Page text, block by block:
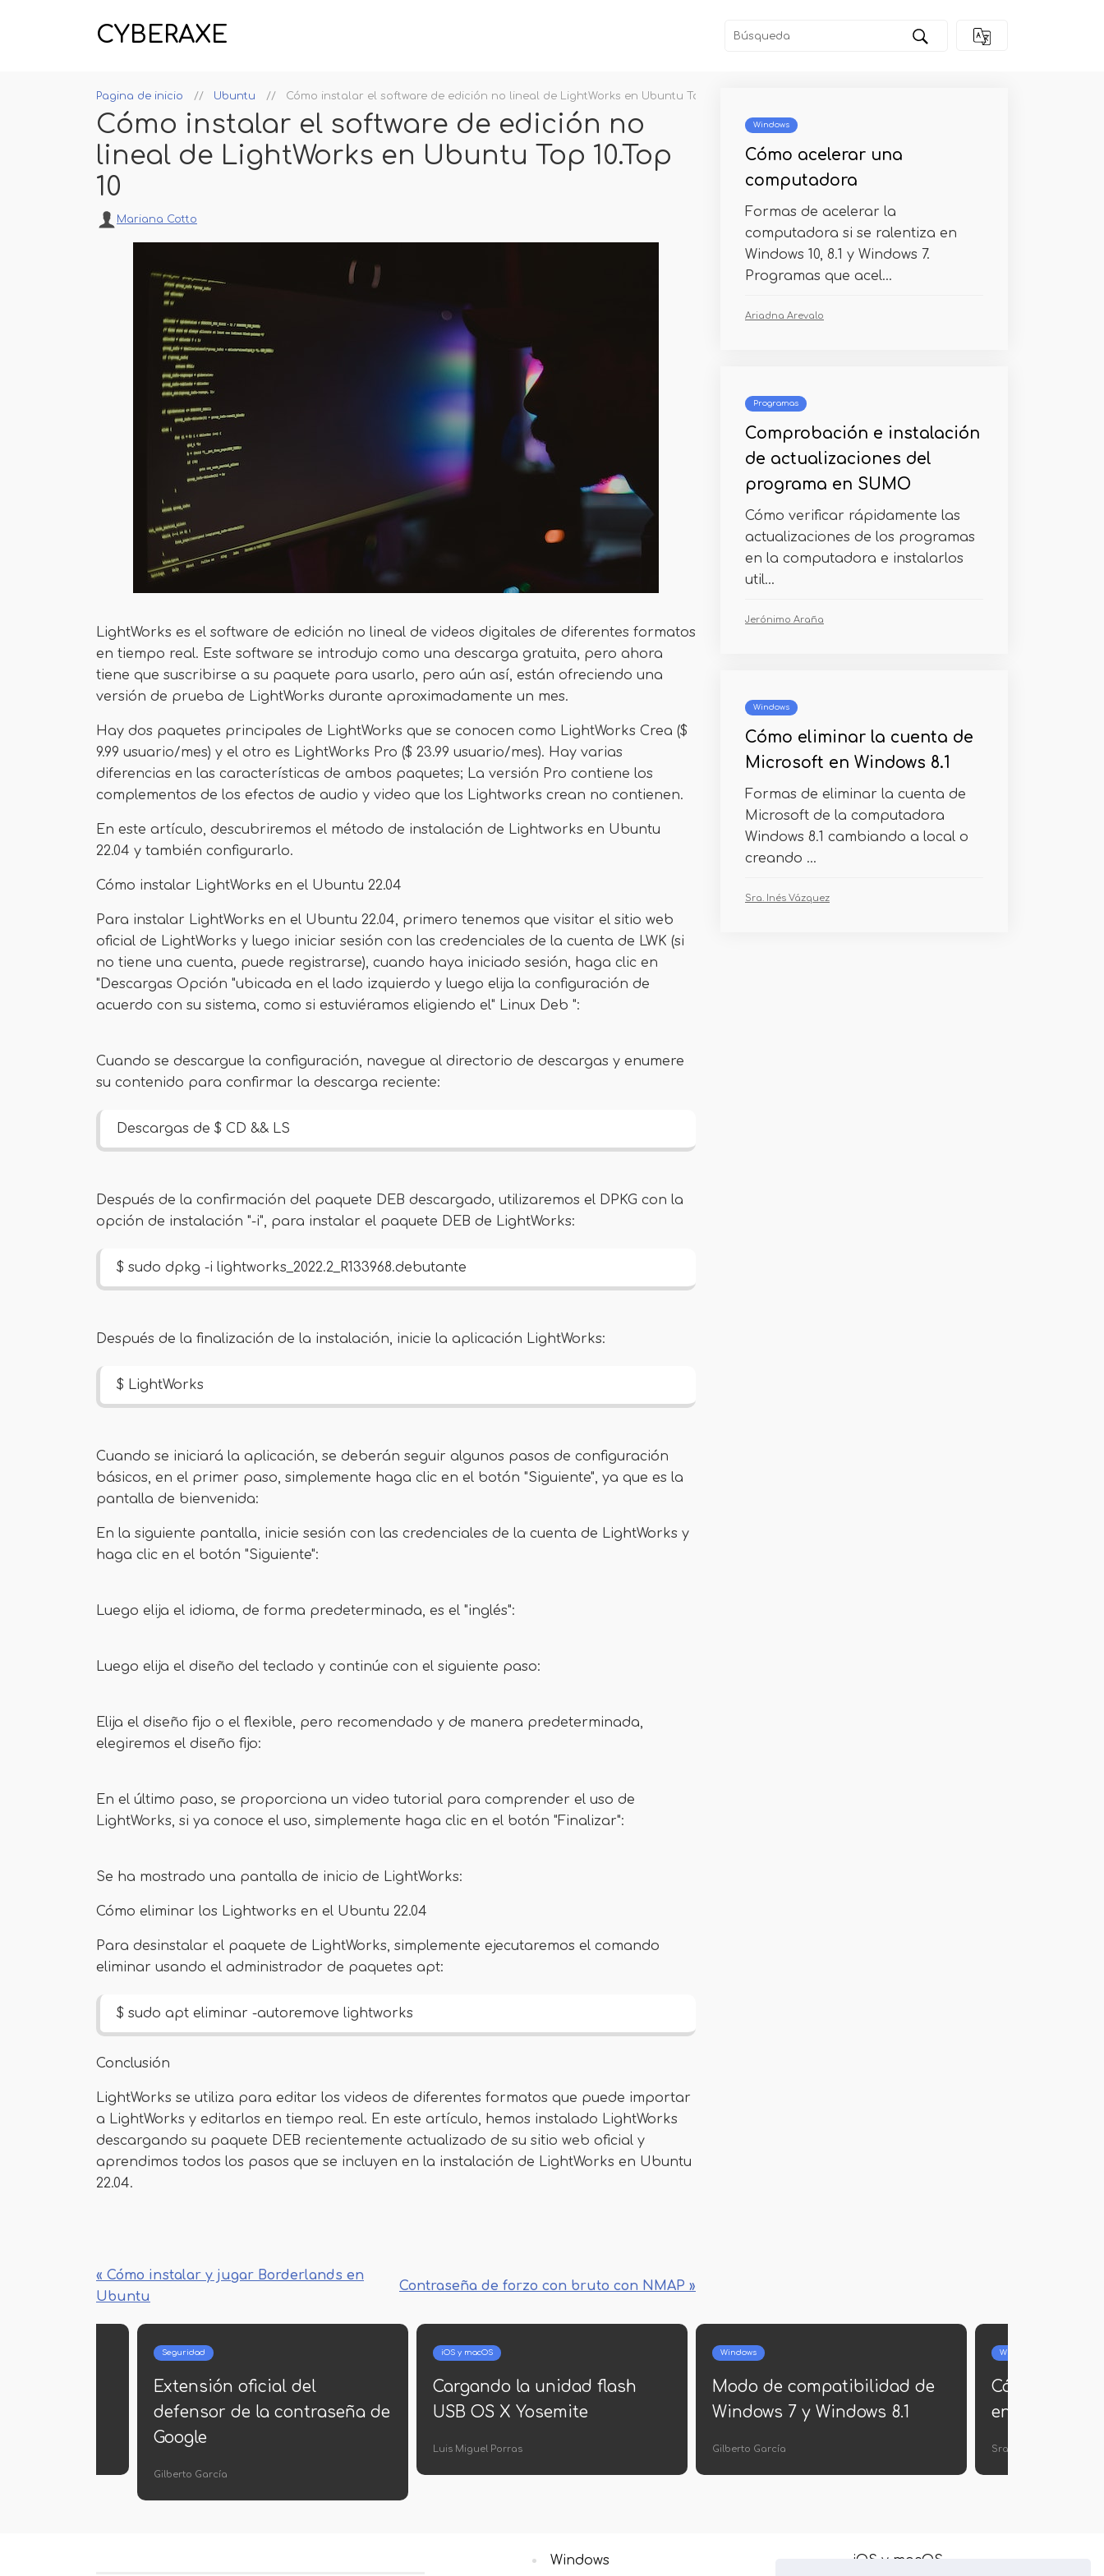
CYBERAXE
Pagina de inicio Ubuntu Cómo instalar el software de edición no lineal de LightWorks en Ubuntu Top 10.Top 10
Cómo instalar el software de edición no
lineal de LightWorks en Ubuntu Top 10.Top
10
Mariana Cotto
LightWorks es el software de edición no lineal de videos digitales de diferentes formatos
en tiempo real. Este software se introdujo como una descarga gratuita, pero ahora
tiene que suscribirse a su paquete para usarlo, pero aún así, están ofreciendo una
versión de prueba de LightWorks durante aproximadamente un mes.
Hay dos paquetes principales de LightWorks que se conocen como LightWorks Crea ($
9.99 usuario/mes) y el otro es LightWorks Pro ($ 23.99 usuario/mes). Hay varias
diferencias en las características de ambos paquetes; La versión Pro contiene los
complementos de los efectos de audio y video que los Lightworks crean no contienen.
En este artículo, descubriremos el método de instalación de Lightworks en Ubuntu
22.04 y también configurarlo.
Cómo instalar LightWorks en el Ubuntu 22.04
Para instalar LightWorks en el Ubuntu 22.04, primero tenemos que visitar el sitio web
oficial de LightWorks y luego iniciar sesión con las credenciales de la cuenta de LWK (si
no tiene una cuenta, puede registrarse), cuando haya iniciado sesión, haga clic en
"Descargas Opción "ubicada en el lado izquierdo y luego elija la configuración de
acuerdo con su sistema, como si estuviéramos eligiendo el" Linux Deb ":
Cuando se descargue la configuración, navegue al directorio de descargas y enumere
su contenido para confirmar la descarga reciente:
Descargas de $ CD && LS
Después de la confirmación del paquete DEB descargado, utilizaremos el DPKG con la
opción de instalación "-i", para instalar el paquete DEB de LightWorks:
$ sudo dpkg -i lightworks_2022.2_R133968.debutante
Después de la finalización de la instalación, inicie la aplicación LightWorks:
$ LightWorks
Cuando se iniciará la aplicación, se deberán seguir algunos pasos de configuración
básicos, en el primer paso, simplemente haga clic en el botón "Siguiente", ya que es la
pantalla de bienvenida:
En la siguiente pantalla, inicie sesión con las credenciales de la cuenta de LightWorks y
haga clic en el botón "Siguiente":
Luego elija el idioma, de forma predeterminada, es el "inglés":
Luego elija el diseño del teclado y continúe con el siguiente paso:
Elija el diseño fijo o el flexible, pero recomendado y de manera predeterminada,
elegiremos el diseño fijo:
En el último paso, se proporciona un video tutorial para comprender el uso de
LightWorks, si ya conoce el uso, simplemente haga clic en el botón "Finalizar":
Se ha mostrado una pantalla de inicio de LightWorks:
Cómo eliminar los Lightworks en el Ubuntu 22.04
Para desinstalar el paquete de LightWorks, simplemente ejecutaremos el comando
eliminar usando el administrador de paquetes apt:
$ sudo apt eliminar -autoremove lightworks
Conclusión
LightWorks se utiliza para editar los videos de diferentes formatos que puede importar
a LightWorks y editarlos en tiempo real. En este artículo, hemos instalado LightWorks
descargando su paquete DEB recientemente actualizado de su sitio web oficial y
aprendimos todos los pasos que se incluyen en la instalación de LightWorks en Ubuntu
22.04.
« Cómo instalar y jugar Borderlands en
Ubuntu
Contraseña de forzo con bruto con NMAP »
Windows
Cómo acelerar una
computadora
Formas de acelerar la
computadora si se ralentiza en
Windows 10, 8.1 y Windows 7.
Programas que acel...
Ariadna Arevalo
Programas
Comprobación e instalación
de actualizaciones del
programa en SUMO
Cómo verificar rápidamente las
actualizaciones de los programas
en la computadora e instalarlos
util...
Jerónimo Araña
Windows
Cómo eliminar la cuenta de
Microsoft en Windows 8.1
Formas de eliminar la cuenta de
Microsoft de la computadora
Windows 8.1 cambiando a local o
creando ...
Sra. Inés Vázquez
Seguridad
Extensión oficial del
defensor de la contraseña de
Google
Gilberto García
iOS y macOS
Cargando la unidad flash
USB OS X Yosemite
Luis Miguel Porras
Windows
Modo de compatibilidad de
Windows 7 y Windows 8.1
Gilberto García
Windows
Cómo grabar
en una
Sra. Inés Vázquez
Windows iOS y macOS